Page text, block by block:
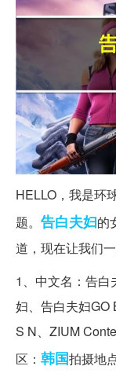
HELLO，我是环
题。 告白夫妇的
道，现在让我们
1、中文名：告白
妇、告白夫妇GO
S N、ZIUM
区： 韩国拍摄地